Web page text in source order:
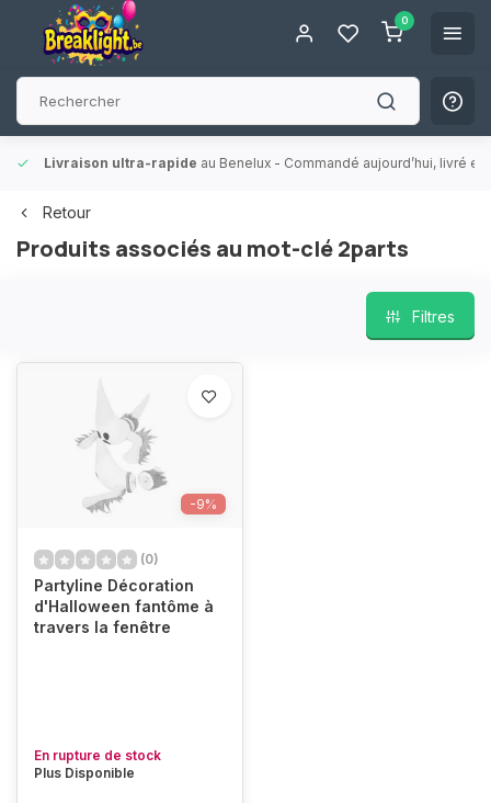
0
Livraison ultra-rapide au Benelux - Commandé aujourd’hui, livré
Retour
Produits associés au mot-clé 2parts
Filtres
-9%
(0)
Partyline Décoration
d'Halloween fantôme à
travers la fenêtre
En rupture de stock
Plus Disponible